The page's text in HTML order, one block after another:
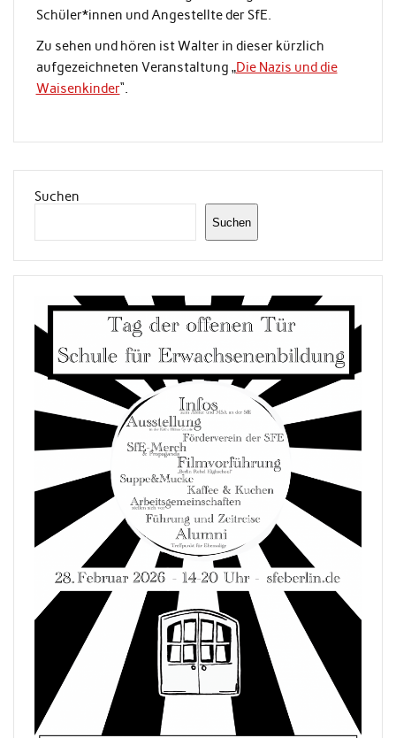
Schüler*innen und Angestellte der SfE.
Zu sehen und hören ist Walter in dieser kürzlich
aufgezeichneten Veranstaltung „Die Nazis und die
Waisenkinder“.
Suchen
Suchen